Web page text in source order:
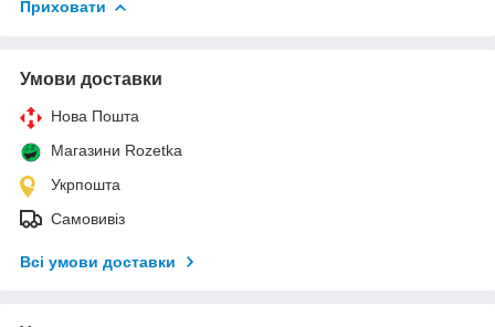
Приховати
Умови доставки
Нова Пошта
Магазини Rozetka
Укрпошта
Самовивіз
Всі умови доставки